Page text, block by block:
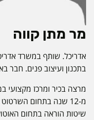
מר מתן קווה
אדריכל. שותף במשרד
בתכנון ועיצוב פנים. חבר
מרצה בכיר ומרכז מקצועי
מ-12 שנה בתחום
שיטות הוראה בתחום